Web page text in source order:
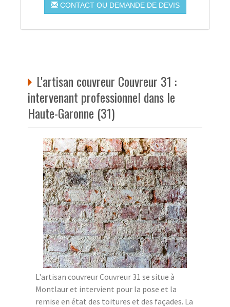
CONTACT OU DEMANDE DE DEVIS
L'artisan couvreur Couvreur 31 :
intervenant professionnel dans le
Haute-Garonne (31)
L'artisan couvreur Couvreur 31 se situe à
Montlaur et intervient pour la pose et la
remise en état des toitures et des façades. La